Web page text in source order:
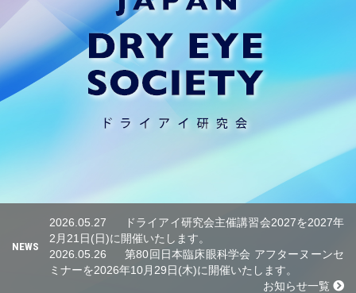
NEWS
2026.05.27
ドライアイ研究会主催講習会2027を2027年
2月21日(日)に開催いたします。
2026.05.26
第80回日本臨床眼科学会 アフターヌーンセ
ミナーを2026年10月29日(木)に開催いたします。
お知らせ一覧